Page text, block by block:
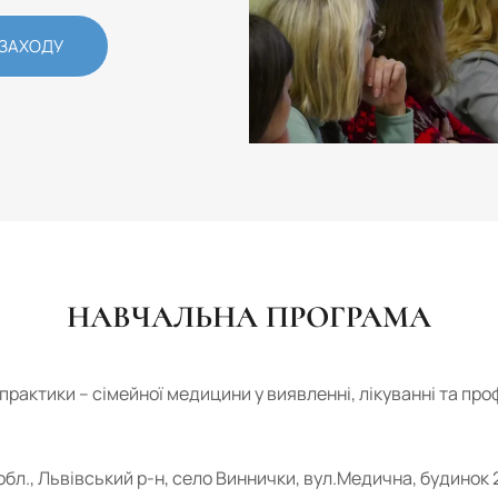
НАВЧАЛЬНА ПРОГРАМА
– сімейної медицини у виявленні, лікуванні та
Львівський р-н, село Виннички, вул.Медична, будинок